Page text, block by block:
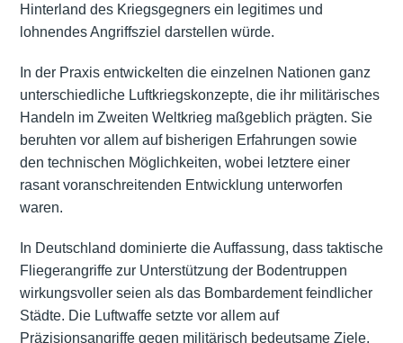
Hinterland des Kriegsgegners ein legitimes und
lohnendes Angriffsziel darstellen würde.
In der Praxis entwickelten die einzelnen Nationen ganz
unterschiedliche Luftkriegskonzepte, die ihr militärisches
Handeln im Zweiten Weltkrieg maßgeblich prägten. Sie
beruhten vor allem auf bisherigen Erfahrungen sowie
den technischen Möglichkeiten, wobei letztere einer
rasant voranschreitenden Entwicklung unterworfen
waren.
In Deutschland dominierte die Auffassung, dass taktische
Fliegerangriffe zur Unterstützung der Bodentruppen
wirkungsvoller seien als das Bombardement feindlicher
Städte. Die Luftwaffe setzte vor allem auf
Präzisionsangriffe gegen militärisch bedeutsame Ziele.